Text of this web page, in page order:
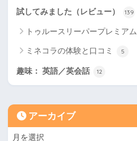
試してみました（レビュー） 139
トゥルースリーパープレミアム
ミネコラの体験と口コミ 5
趣味： 英語／英会話 12
アーカイブ